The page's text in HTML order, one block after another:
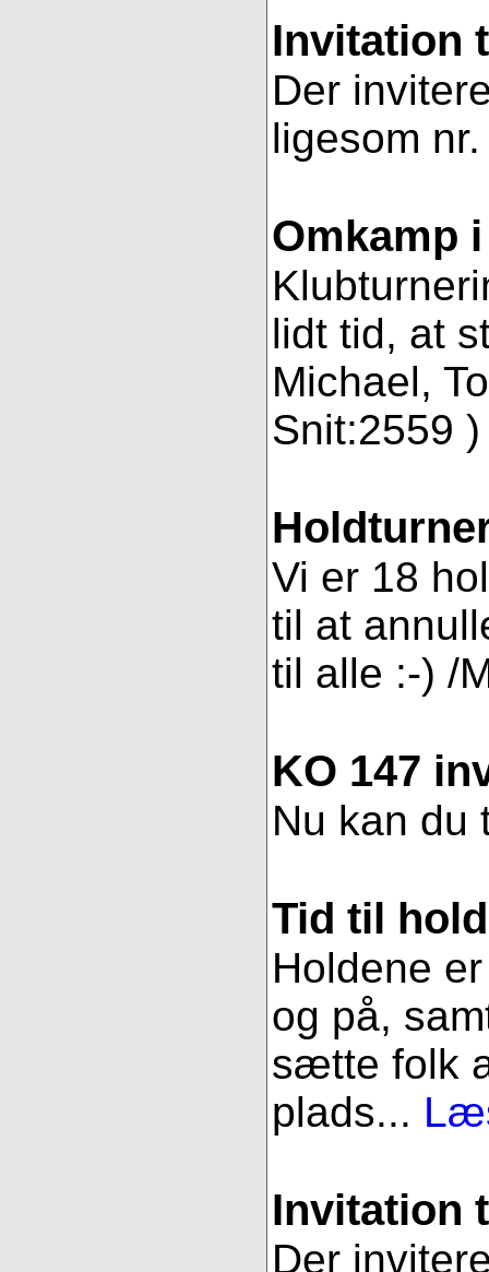
Invitation
Der
ligesom
Omkamp
lidt tid, at
Michael,
Snit:2559
Vi er 18
til at
til alle :-) /
KO 147
Nu kan du
Tid til
Holdene
og på,
sætte folk
plads...
Invitation
Der